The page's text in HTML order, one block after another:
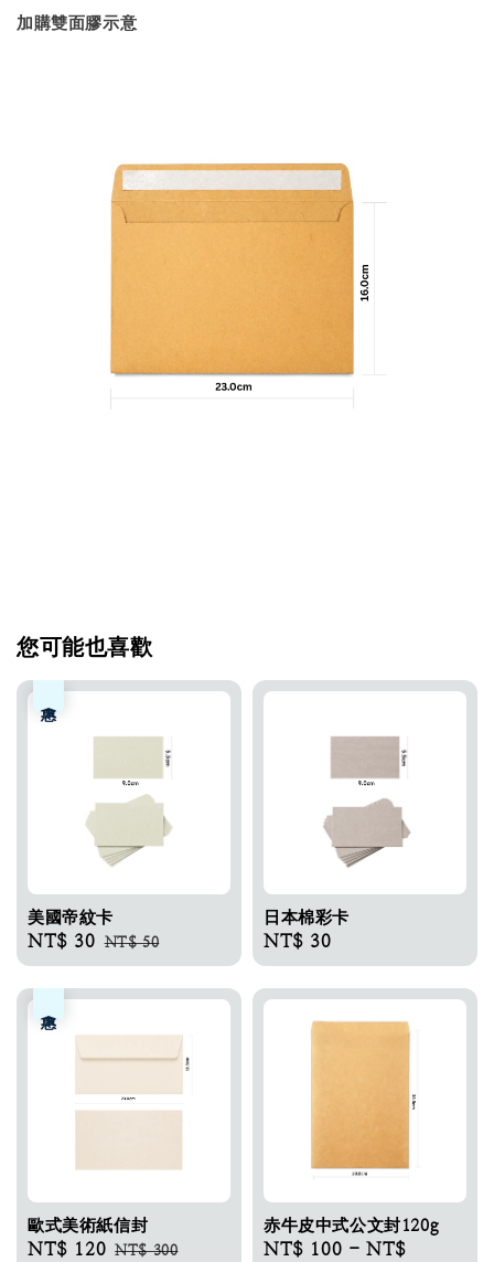
加購雙面膠示意
您可能也喜歡
美國帝紋卡​
Sale
price
NT$ 30 Regular
price
NT$ 50
日本棉彩卡​
Regular
price
NT$ 30
歐式美術紙信封
Sale
NT$ 120 Regular
NT$ 300
赤牛皮中式公文封120g
Regular
NT$ 100 -NT$